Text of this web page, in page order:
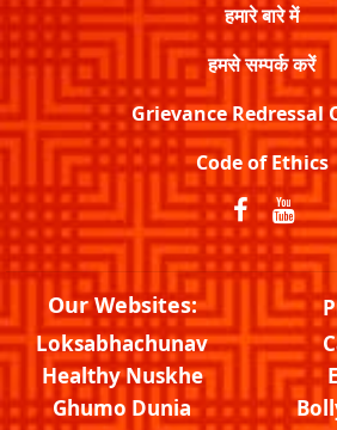
हमारे बारे में
हमसे सम्पर्क करें
Grievance Redressal
Code of Ethics
Our Websites:
Loksabhachunav
Healthy Nuskhe
Ghumo Dunia